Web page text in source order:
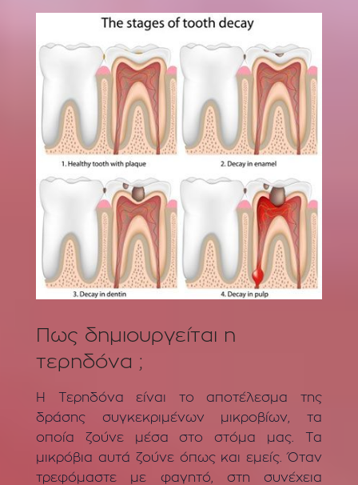
Πως δημιουργείται η
τερηδόνα ;
Η Τερηδόνα είναι το αποτέλεσμα της
δράσης συγκεκριμένων μικροβίων, τα
οποία ζούνε μέσα στο στόμα μας. Τα
μικρόβια αυτά ζούνε όπως και εμείς. Όταν
τρεφόμαστε με φαγητό, στη συνέχεια